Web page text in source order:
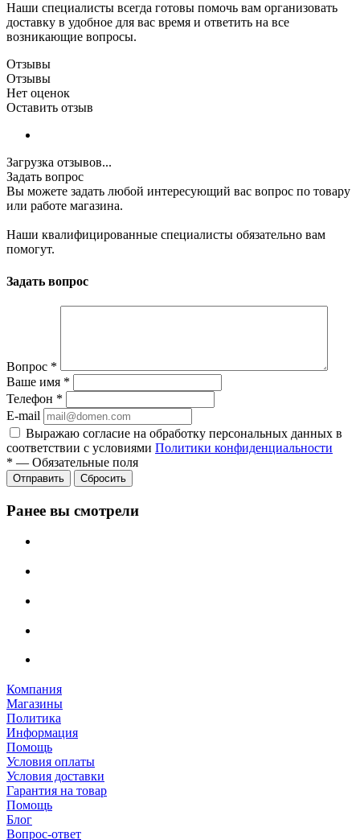
Наши специалисты всегда готовы помочь вам организовать
доставку в удобное для вас время и ответить на все
возникающие вопросы.
Отзывы
Отзывы
Нет оценок
Оставить отзыв
Загрузка отзывов...
Задать вопрос
Вы можете задать любой интересующий вас вопрос по товару
или работе магазина.
Наши квалифицированные специалисты обязательно вам
помогут.
Задать вопрос
Вопрос *
Ваше имя *
Телефон *
E-mail
Выражаю согласие на обработку персональных данных в
соответствии с условиями Политики конфиденциальности
* — Обязательные поля
Отправить Сбросить
Ранее вы смотрели
Компания
Магазины
Политика
Информация
Помощь
Условия оплаты
Условия доставки
Гарантия на товар
Помощь
Блог
Вопрос-ответ